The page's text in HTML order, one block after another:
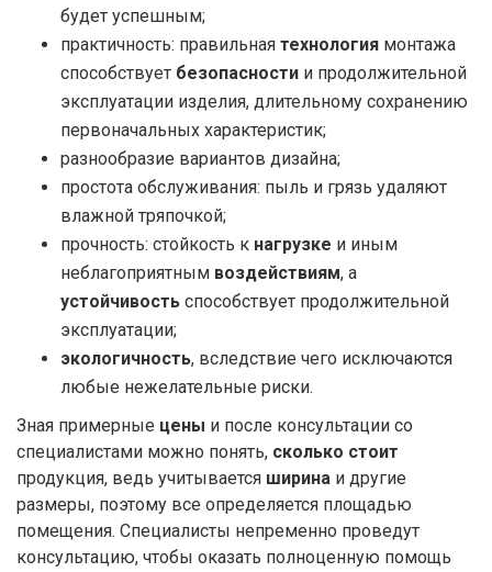
будет успешным;
практичность: правильная технология монтажа
способствует безопасности и продолжительной
эксплуатации изделия, длительному сохранению
первоначальных характеристик;
разнообразие вариантов дизайна;
простота обслуживания: пыль и грязь удаляют
влажной тряпочкой;
прочность: стойкость к нагрузке и иным
неблагоприятным воздействиям, а
устойчивость способствует продолжительной
эксплуатации;
экологичность, вследствие чего исключаются
любые нежелательные риски.
Зная примерные цены и после консультации со
специалистами можно понять, сколько стоит
продукция, ведь учитывается ширина и другие
размеры, поэтому все определяется площадью
помещения. Специалисты непременно проведут
консультацию, чтобы оказать полноценную помощь